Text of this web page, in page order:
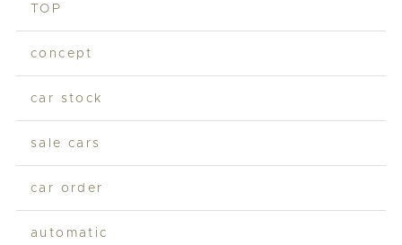
TOP
concept
car stock
sale cars
car order
automatic